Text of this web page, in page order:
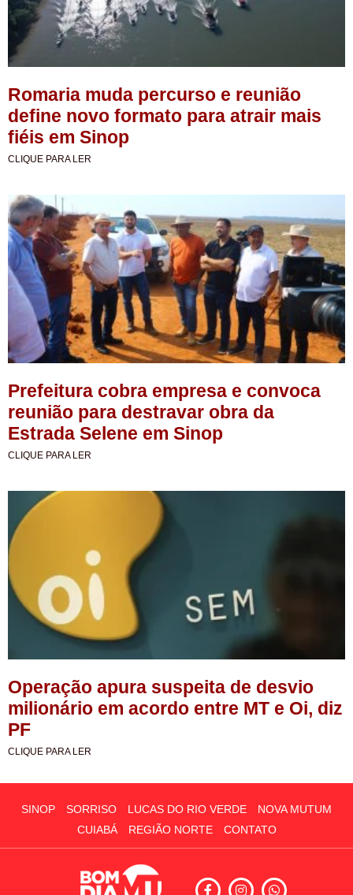
Romaria muda percurso e reunião
define novo formato para atrair mais
fiéis em Sinop
CLIQUE PARA LER
Prefeitura cobra empresa e convoca
reunião para destravar obra da
Estrada Selene em Sinop
CLIQUE PARA LER
Operação apura suspeita de desvio
milionário em acordo entre MT e Oi, diz
PF
CLIQUE PARA LER
SINOP SORRISO LUCAS DO RIO VERDE
NOVA MUTUM
CUIABÁ
REGIÃO NORTE CONTATO